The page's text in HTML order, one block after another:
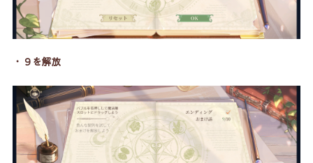
・９を解放